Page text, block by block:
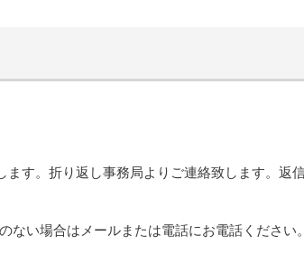
ます。折り返し事務局よりご連絡致します。返
ない場合はメールまたは電話にお電話ください。